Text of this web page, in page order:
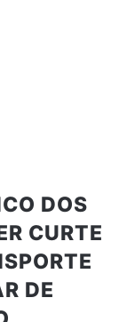
DOS
CURTE
DE